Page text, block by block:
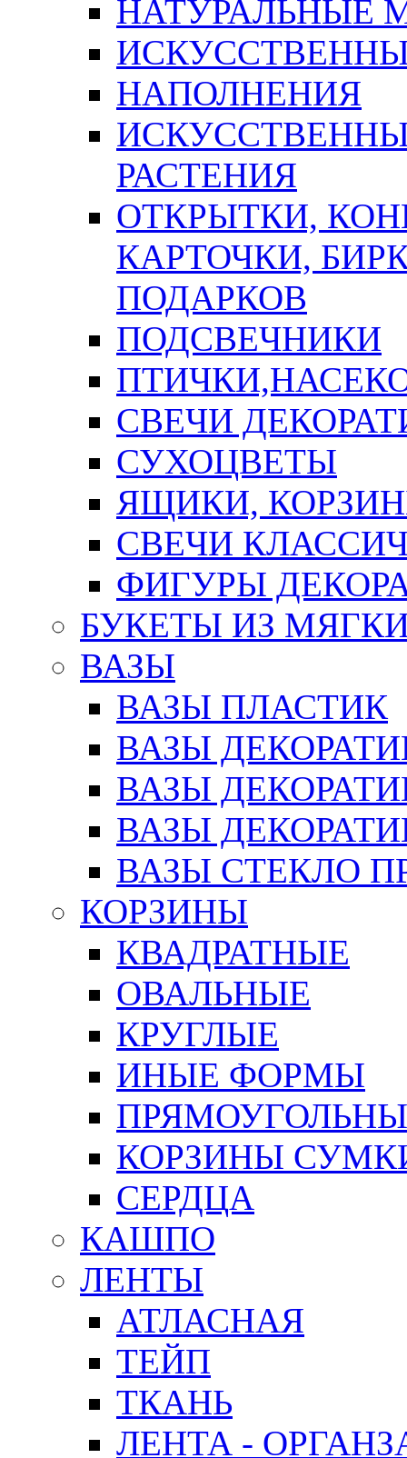
НАТУРАЛЬНЫЕ
НАПОЛНЕНИЯ
РАСТЕНИЯ
ОТКРЫТКИ,
КАРТОЧКИ,
ПОДАРКОВ
ПОДСВЕЧНИКИ
СВЕЧИ
СУХОЦВЕТЫ
ЯЩИКИ,
СВЕЧИ
ФИГУРЫ
БУКЕТЫ ИЗ
ВАЗЫ
ВАЗЫ ПЛАСТИК
ВАЗЫ
ВАЗЫ
ВАЗЫ
ВАЗЫ СТЕКЛО
КОРЗИНЫ
КВАДРАТНЫЕ
ОВАЛЬНЫЕ
КРУГЛЫЕ
ИНЫЕ ФОРМЫ
КОРЗИНЫ
СЕРДЦА
КАШПО
ЛЕНТЫ
АТЛАСНАЯ
ТЕЙП
ТКАНЬ
ЛЕНТА -